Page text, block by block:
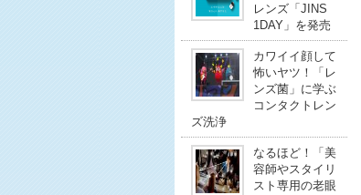
レンズ「JINS
1DAY」を発売
カワイイ顔して
怖いヤツ！「レ
ンズ菌」に学ぶ
コンタクトレン
ズ洗浄
なるほど！「美
容師やスタイリ
スト専用の老眼